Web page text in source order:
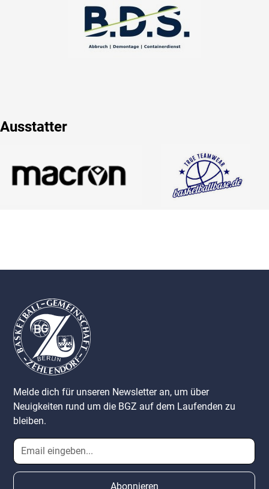
Ausstatter
Melde dich für unseren Newsletter an, um über
Neuigkeiten rund um die BGZ auf dem Laufenden zu
bleiben.